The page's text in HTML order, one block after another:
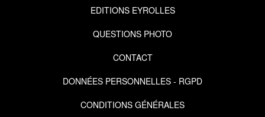
EDITIONS EYROLLES
QUESTIONS PHOTO
CONTACT
DONNÉES PERSONNELLES - RGPD
CONDITIONS GÉNÉRALES